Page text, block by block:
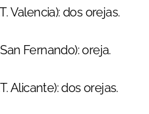
Valencia): dos orejas.
Fernando): oreja.
Alicante): dos orejas.